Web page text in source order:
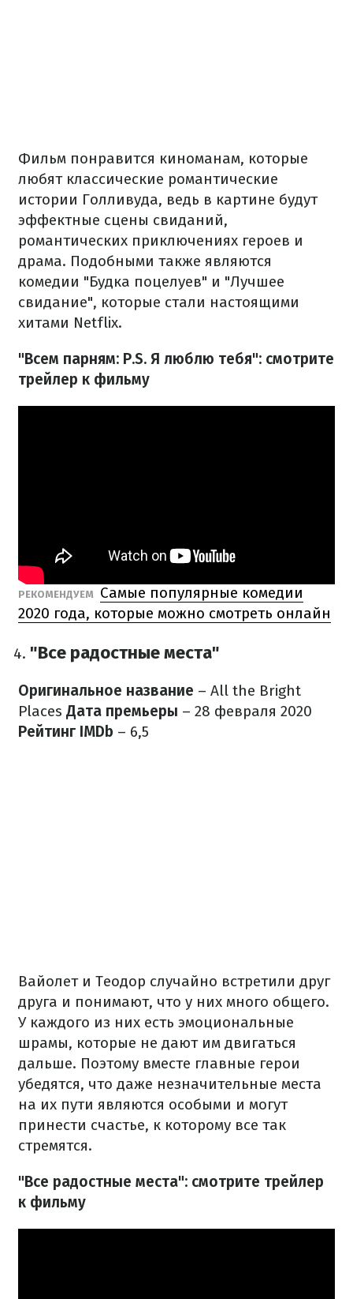
Фильм понравится киноманам, которые
любят классические романтические
истории Голливуда, ведь в картине будут
эффектные сцены свиданий,
романтических приключениях героев и
драма. Подобными также являются
комедии "Будка поцелуев" и "Лучшее
свидание", которые стали настоящими
хитами Netflix.
"Всем парням: P.S. Я люблю тебя": смотрите
трейлер к фильму
РЕКОМЕНДУЕМ
Самые популярные комедии
2020 года, которые можно смотреть онлайн
"Все радостные места"
Оригинальное название – All the Bright
Places Дата премьеры – 28 февраля 2020
Рейтинг IMDb – 6,5
Вайолет и Теодор случайно встретили друг
друга и понимают, что у них много общего.
У каждого из них есть эмоциональные
шрамы, которые не дают им двигаться
дальше. Поэтому вместе главные герои
убедятся, что даже незначительные места
на их пути являются особыми и могут
принести счастье, к которому все так
стремятся.
"Все радостные места": смотрите трейлер
к фильму